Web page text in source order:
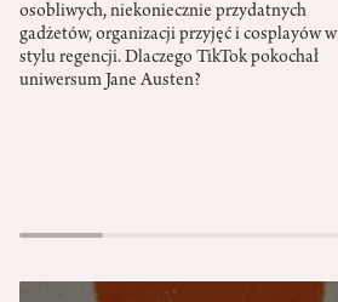
osobliwych, niekoniecznie przydatnych
gadżetów, organizacji przyjęć i cosplayów w
stylu regencji. Dlaczego TikTok pokochał
uniwersum Jane Austen?